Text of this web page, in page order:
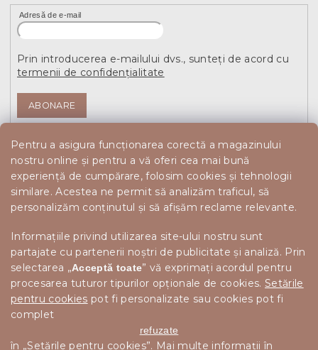
Pentru a asigura funcționarea corectă a magazinului
nostru online și pentru a vă oferi cea mai bună
experiență de cumpărare, folosim cookies și tehnologii
similare. Acestea ne permit să analizăm traficul, să
personalizăm conținutul și să afișăm reclame relevante.
Informațiile privind utilizarea site-ului nostru sunt
partajate cu partenerii noștri de publicitate și analiză. Prin
selectarea „Acceptă toate” vă exprimați acordul pentru
procesarea tuturor tipurilor opționale de cookies. Setările
pentru cookies pot fi personalizate sau cookies pot fi
complet
refuzate
în „Setările pentru cookies”. Mai multe informații în
Adresă de e-mail
Prin introducerea e-mailului dvs., sunteți de acord cu
termenii de confidențialitate
ABONARE